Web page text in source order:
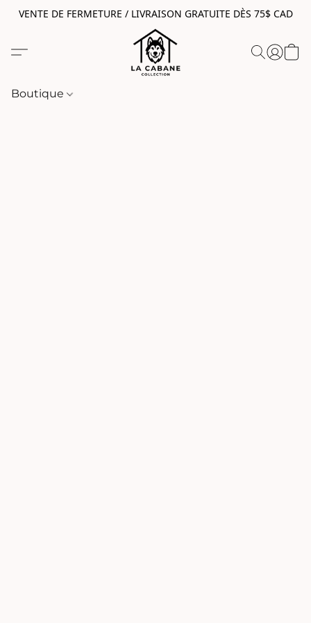
VENTE DE FERMETURE / LIVRAISON GRATUITE DÈS 75$ CAD
Boutique